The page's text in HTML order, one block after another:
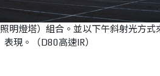
明燈塔）組合。並以下午斜射光方式
表現。（D80高速IR）